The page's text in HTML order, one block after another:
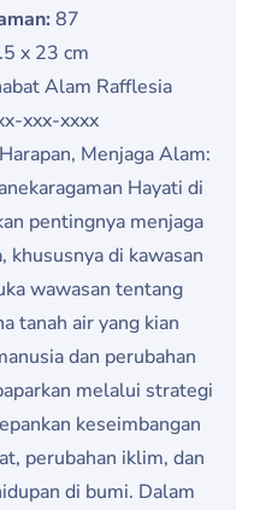
87
x 23 cm
Alam Rafflesia
xxx-xxxx
Menjaga Alam:
Hayati di
pentingnya menjaga
khususnya di kawasan
wawasan tentang
tanah air yang kian
dan perubahan
melalui strategi
keseimbangan
perubahan iklim, dan
di bumi. Dalam